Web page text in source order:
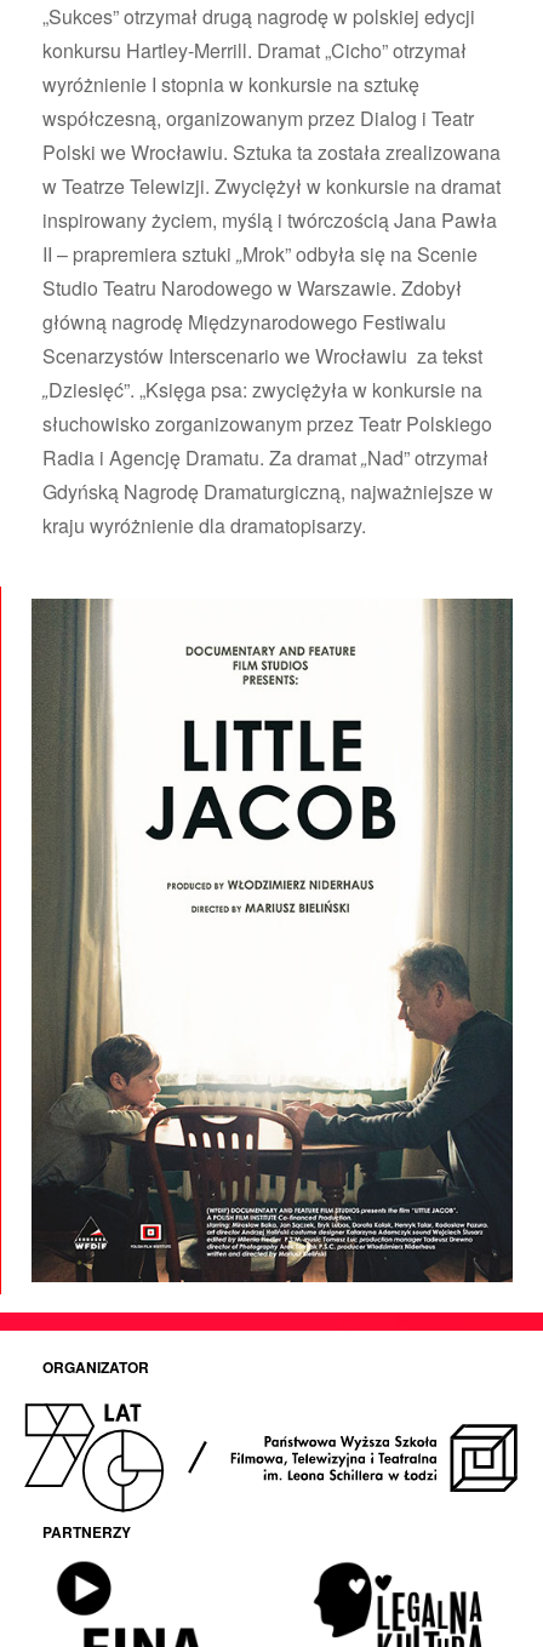
„Sukces” otrzymał drugą nagrodę w polskiej edycji
konkursu Hartley-Merrill. Dramat „Cicho” otrzymał
wyróżnienie I stopnia w konkursie na sztukę
współczesną, organizowanym przez Dialog i Teatr
Polski we Wrocławiu. Sztuka ta została zrealizowana
w Teatrze Telewizji. Zwyciężył w konkursie na dramat
inspirowany życiem, myślą i twórczością Jana Pawła
II – prapremiera sztuki „Mrok” odbyła się na Scenie
Studio Teatru Narodowego w Warszawie. Zdobył
główną nagrodę Międzynarodowego Festiwalu
Scenarzystów Interscenario we Wrocławiu za tekst
„Dziesięć”. „Księga psa: zwyciężyła w konkursie na
słuchowisko zorganizowanym przez Teatr Polskiego
Radia i Agencję Dramatu. Za dramat„Nad” otrzymał
Gdyńską Nagrodę Dramaturgiczną, najważniejsze w
kraju wyróżnienie dla dramatopisarzy.
ORGANIZATOR
PARTNERZY